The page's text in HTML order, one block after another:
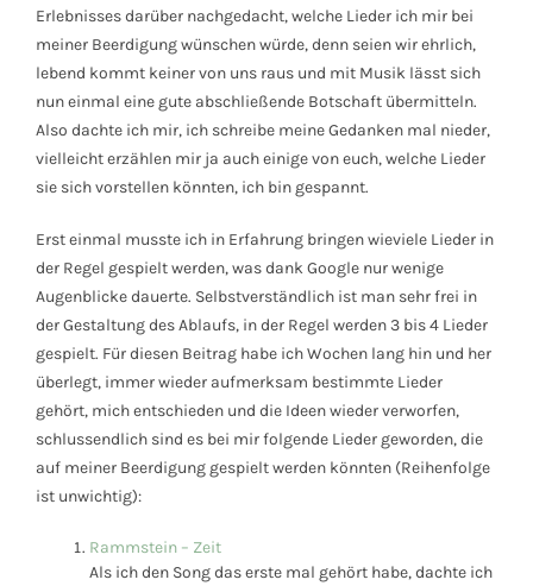
Erlebnisses darüber nachgedacht, welche Lieder ich mir bei
meiner Beerdigung wünschen würde, denn seien wir ehrlich,
lebend kommt keiner von uns raus und mit Musik lässt sich
nun einmal eine gute abschließende Botschaft übermitteln.
Also dachte ich mir, ich schreibe meine Gedanken mal nieder,
vielleicht erzählen mir ja auch einige von euch, welche Lieder
sie sich vorstellen könnten, ich bin gespannt.
Erst einmal musste ich in Erfahrung bringen wieviele Lieder in
der Regel gespielt werden, was dank Google nur wenige
Augenblicke dauerte. Selbstverständlich ist man sehr frei in
der Gestaltung des Ablaufs, in der Regel werden 3 bis 4 Lieder
gespielt. Für diesen Beitrag habe ich Wochen lang hin und her
überlegt, immer wieder aufmerksam bestimmte Lieder
gehört, mich entschieden und die Ideen wieder verworfen,
schlussendlich sind es bei mir folgende Lieder geworden, die
auf meiner Beerdigung gespielt werden könnten (Reihenfolge
ist unwichtig):
Rammstein – Zeit
Als ich den Song das erste mal gehört habe, dachte ich